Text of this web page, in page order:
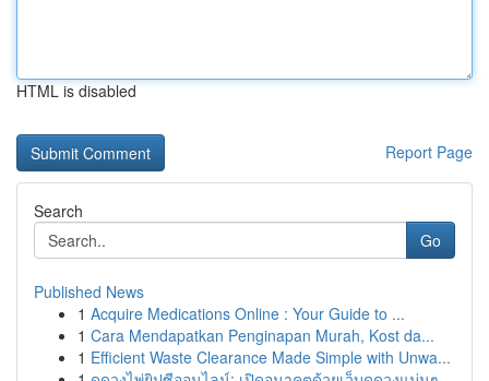
HTML is disabled
Report Page
Search
Go
Published News
1 Acquire Medications Online : Your Guide to ...
1 Cara Mendapatkan Penginapan Murah, Kost da...
1 Efficient Waste Clearance Made Simple with Unwa...